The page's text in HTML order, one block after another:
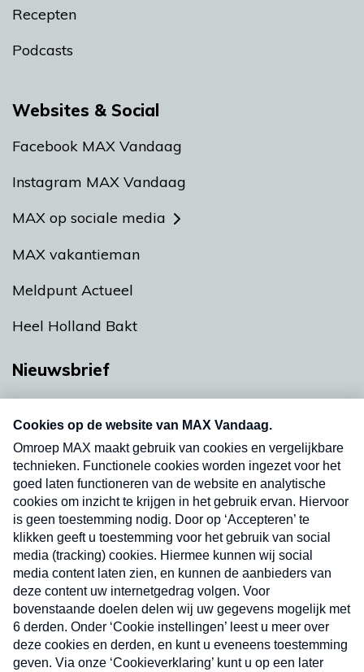
Recepten
Podcasts
Websites & Social
Facebook MAX Vandaag
Instagram MAX Vandaag
MAX op sociale media
MAX vakantieman
Meldpunt Actueel
Heel Holland Bakt
Nieuwsbrief
nieuwsbrief. Elke vrijdag- en dinsdagochtend in
uw mailbox.
Verzend
Nieuwsbrief